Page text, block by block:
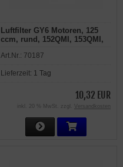
Luftfilter GY6 Motoren, 125
ccm, rund, 152QMI, 153QMI,
Baotian, Kreidler, Qingqi,
Art.Nr.: 70187
Lieferzeit: 1 Tag
10,32 EUR
inkl. 20 % MwSt. zzgl. Versandkosten